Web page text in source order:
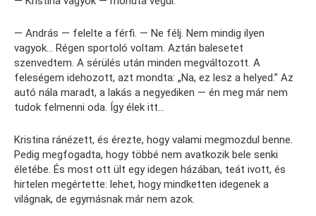
— András — felelte a férfi. — Ne félj. Nem mindig ilyen
vagyok… Régen sportoló voltam. Aztán balesetet
szenvedtem. A sérülés után minden megváltozott. A
feleségem idehozott, azt mondta: „Na, ez lesz a helyed.” Az
autó nála maradt, a lakás a negyediken — én meg már nem
tudok felmenni oda. Így élek itt…
Kristina ránézett, és érezte, hogy valami megmozdul benne.
Pedig megfogadta, hogy többé nem avatkozik bele senki
életébe. És most ott ült egy idegen házában, teát ivott, és
hirtelen megértette: lehet, hogy mindketten idegenek a
világnak, de egymásnak már nem azok.